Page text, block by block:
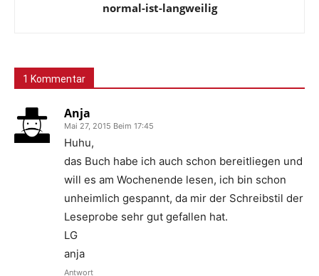
normal-ist-langweilig
1 Kommentar
Anja
Mai 27, 2015 Beim 17:45
Huhu,
das Buch habe ich auch schon bereitliegen und
will es am Wochenende lesen, ich bin schon
unheimlich gespannt, da mir der Schreibstil der
Leseprobe sehr gut gefallen hat.
LG
anja
Antwort